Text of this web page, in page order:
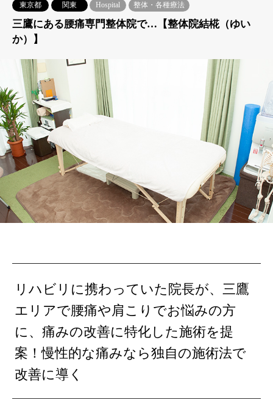
東京都 関東 Hospital 整体・各種療法
三鷹にある腰痛専門整体院で…【整体院結椛（ゆい
か）】
リハビリに携わっていた院長が、三鷹
エリアで腰痛や肩こりでお悩みの方
に、痛みの改善に特化した施術を提
案！慢性的な痛みなら独自の施術法で
改善に導く